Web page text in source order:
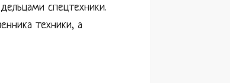
спецтехники.
техники, а